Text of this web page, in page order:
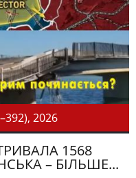
2026
1568
– БІЛЬШЕ...